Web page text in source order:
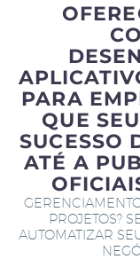
PARA
QUE
SUCESSO
ATÉ A
PROJETOS?
AUTOMATIZAR